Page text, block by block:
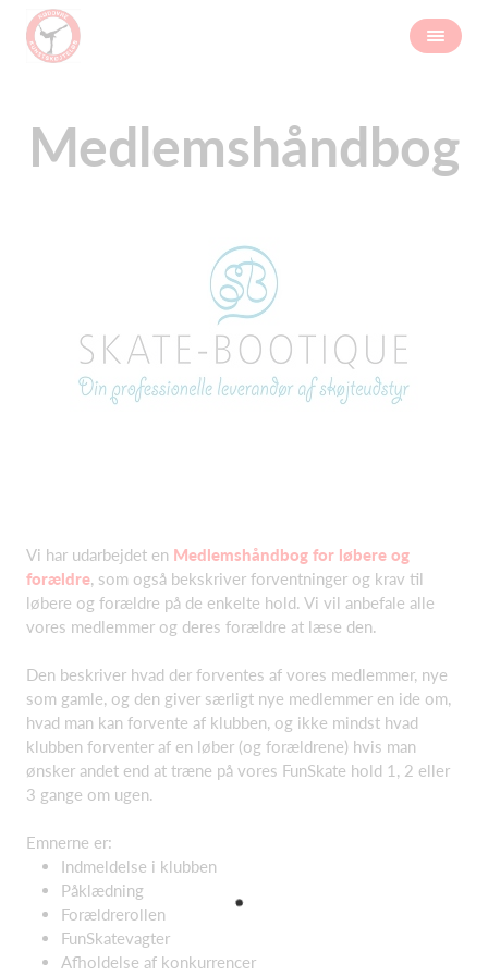
Medlemshåndbog
Vi har udarbejdet en Medlemshåndbog for løbere og
forældre, som også bekskriver forventninger og krav til
løbere og forældre på de enkelte hold. Vi vil anbefale alle
vores medlemmer og deres forældre at læse den.
Den beskriver hvad der forventes af vores medlemmer, nye
som gamle, og den giver særligt nye medlemmer en ide om,
hvad man kan forvente af klubben, og ikke mindst hvad
klubben forventer af en løber (og forældrene) hvis man
ønsker andet end at træne på vores FunSkate hold 1, 2 eller
3 gange om ugen.
Emnerne er:
Indmeldelse i klubben
Påklædning
Forældrerollen
FunSkatevagter
Afholdelse af konkurrencer